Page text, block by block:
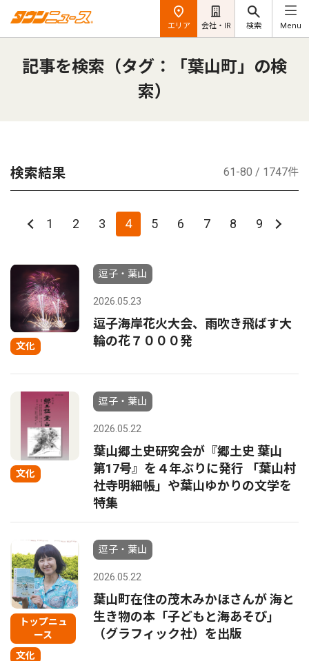
エリア 会社・IR 検索 Menu
記事を検索（タグ：「葉山町」の検
索）
検索結果 61-80 / 1747件
1 2 3 4 5 6 7 8 9
文化
逗子・葉山
2026.05.23
逗子海岸花火大会、雨吹き飛ばす大
輪の花７０００発
文化
逗子・葉山
2026.05.22
葉山郷土史研究会が『郷土史 葉山
第17号』を４年ぶりに発行 「葉山村
社寺明細帳」や葉山ゆかりの文学を
特集
トップニュ
ース
文化
逗子・葉山
2026.05.22
葉山町在住の茂木みかほさんが 海と
生き物の本「子どもと海あそび」
（グラフィック社）を出版